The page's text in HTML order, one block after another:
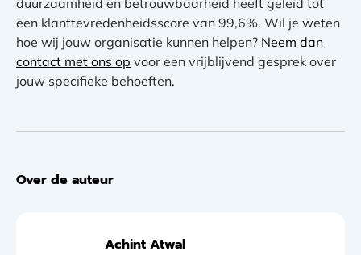
een klanttevredenheidsscore van 99,6%. Wil je weten
hoe wij jouw organisatie kunnen helpen? Neem dan
contact met ons op voor een vrijblijvend gesprek over
jouw specifieke behoeften.
Over de auteur
Achint Atwal